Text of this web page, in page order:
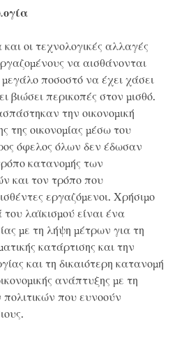
οι τεχνολογικές αλλαγές
να αισθάνονται
ποσοστό να έχει χάσει
βιώσει περικοπές στον μισθό.
την οικονομική
της οικονομίας μέσω του
όφελος όλων δεν έδωσαν
κατανομής των
και τον τρόπο που
εργαζόμενοι. Χρήσιμο
λαϊκισμού είναι ένα
με τη λήψη μέτρων για τη
κατάρτισης και την
και τη δικαιότερη κατανομή
ανάπτυξης με τη
που ευνοούν